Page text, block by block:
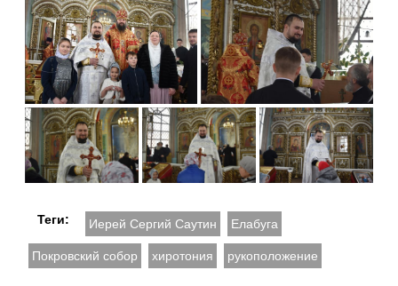
Теги: Иерей Сергий Саутин Елабуга
Покровский собор хиротония рукоположение